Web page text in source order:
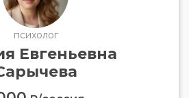
психолог
Евгеньевна